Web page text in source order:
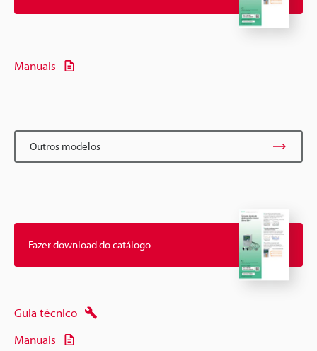
Manuais
Outros modelos
Fazer download do catálogo
Guia técnico
Manuais